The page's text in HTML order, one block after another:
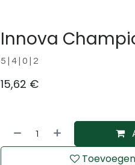
Innova
5 | 4 | 0 | 2
15,62 €